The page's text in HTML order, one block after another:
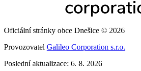
Oficiální stránky obce Dnešice © 2026
Provozovatel Galileo Corporation s.r.o.
Poslední aktualizace: 6. 8. 2026